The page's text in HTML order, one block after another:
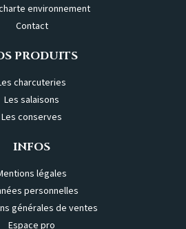
environnement
Contact
PRODUITS
charcuteries
Les salaisons
Les conserves
INFOS
légales
personnelles
générales de ventes
Espace pro